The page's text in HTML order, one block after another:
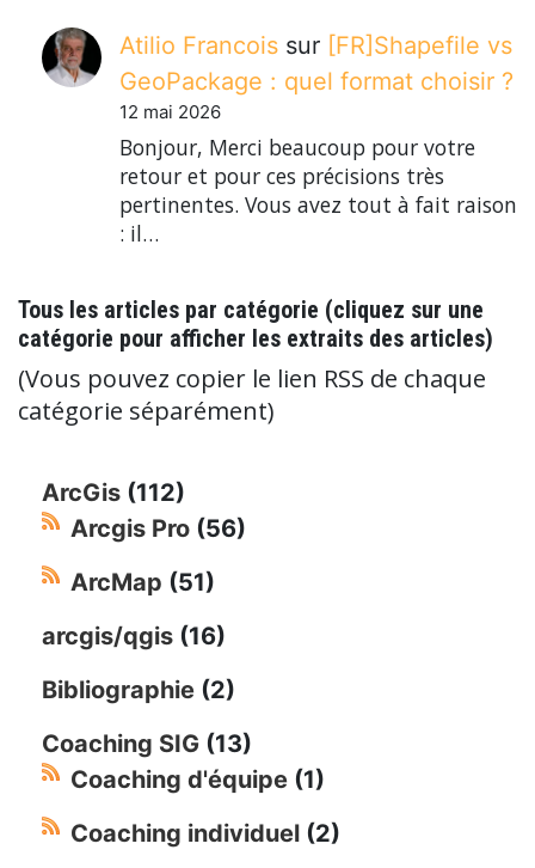
Atilio Francois sur [FR]Shapefile vs
GeoPackage : quel format choisir ?
12 mai 2026
Bonjour, Merci beaucoup pour votre
retour et pour ces précisions très
pertinentes. Vous avez tout à fait raison
: il…
Tous les articles par catégorie (cliquez sur une
catégorie pour afficher les extraits des articles)
(Vous pouvez copier le lien RSS de chaque
catégorie séparément)
ArcGis (112)
Arcgis Pro (56)
ArcMap (51)
arcgis/qgis (16)
Bibliographie (2)
Coaching SIG (13)
Coaching d'équipe (1)
Coaching individuel (2)